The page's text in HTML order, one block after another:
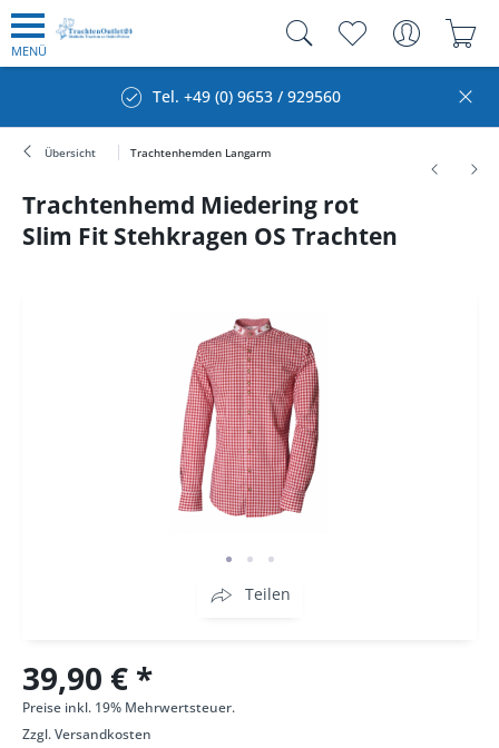
MENÜ
Tel. +49 (0) 9653 / 929560
Übersicht Trachtenhemden Langarm
Trachtenhemd Miedering rot
Slim Fit Stehkragen OS Trachten
Teilen
39,90 € *
Preise inkl. 19% Mehrwertsteuer.
Zzgl.Versandkosten